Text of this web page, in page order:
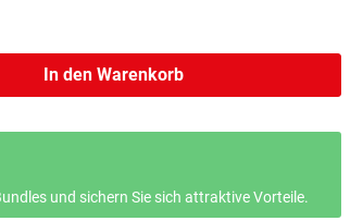
Wert ein oder
In den Warenkorb
und sichern Sie sich attraktive Vorteile.